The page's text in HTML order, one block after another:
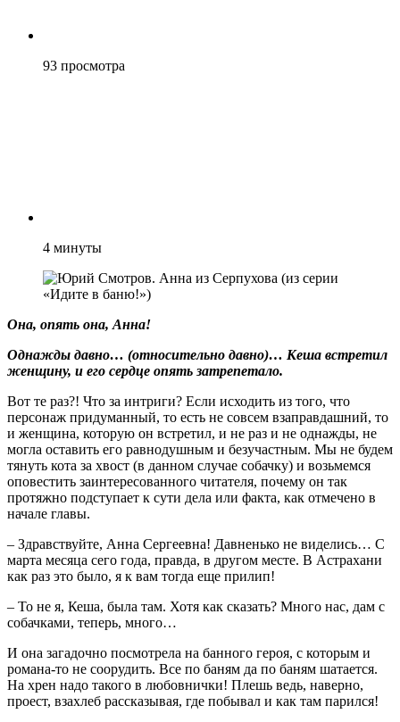
93 просмотра
4 минуты
Она, опять она, Анна!
Однажды давно… (относительно давно)… Кеша встретил
женщину, и его сердце опять затрепетало.
Вот те раз?! Что за интриги? Если исходить из того, что
персонаж придуманный, то есть не совсем взаправдашний, то
и женщина, которую он встретил, и не раз и не однажды, не
могла оставить его равнодушным и безучастным. Мы не будем
тянуть кота за хвост (в данном случае собачку) и возьмемся
оповестить заинтересованного читателя, почему он так
протяжно подступает к сути дела или факта, как отмечено в
начале главы.
– Здравствуйте, Анна Сергеевна! Давненько не виделись… С
марта месяца сего года, правда, в другом месте. В Астрахани
как раз это было, я к вам тогда еще прилип!
– То не я, Кеша, была там. Хотя как сказать? Много нас, дам с
собачками, теперь, много…
И она загадочно посмотрела на банного героя, с которым и
романа-то не соорудить. Все по баням да по баням шатается.
На хрен надо такого в любовнички! Плешь ведь, наверно,
проест, взахлеб рассказывая, где побывал и как там парился!